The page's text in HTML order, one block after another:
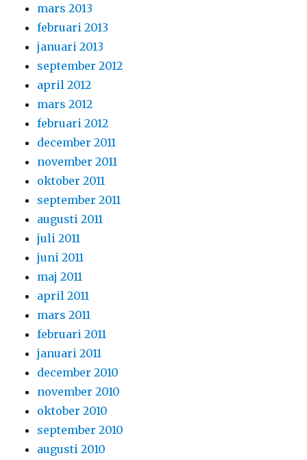
mars 2013
februari 2013
januari 2013
september 2012
april 2012
mars 2012
februari 2012
december 2011
november 2011
oktober 2011
september 2011
augusti 2011
juli 2011
juni 2011
maj 2011
april 2011
mars 2011
februari 2011
januari 2011
december 2010
november 2010
oktober 2010
september 2010
augusti 2010